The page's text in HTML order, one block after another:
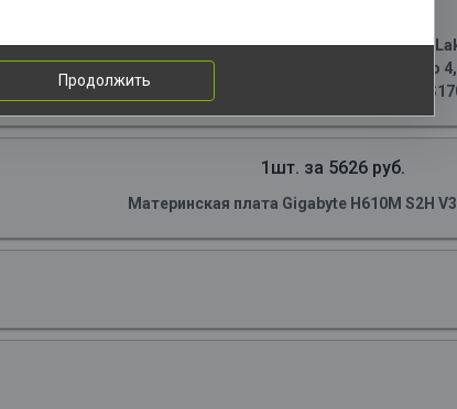
Центральный Процессор Intel Core i5-12400F OEM (Alder
Performance Base 2,50GHz(PC), Turbo 4,40GHz, Max Turbo
7.5Mb, Cache 18Mb, Base TDP 65W, Turbo TDP 117W,
1шт. за 5626 руб.
Материнская плата Gigabyte H610M S2H
Продолжить